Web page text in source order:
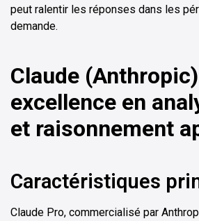
peut ralentir les réponses dans les
demande.
Claude
excellence en
et raisonnement
Caractéristiques
Claude Pro, commercialisé par